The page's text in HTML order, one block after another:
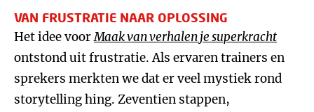
VAN FRUSTRATIE NAAR OPLOSSING
Het idee voorMaak van verhalen je superkracht
ontstond uit frustratie. Als ervaren trainers en
sprekers merkten we dat er veel mystiek rond
storytelling hing. Zeventien stappen,